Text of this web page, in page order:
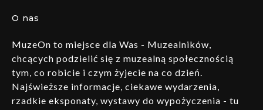
O nas
MuzeOn to miejsce dla Was - Muzealników,
chcących podzielić się z muzealną społecznością
tym, co robicie i czym żyjecie na co dzień.
Najświeższe informacje, ciekawe wydarzenia,
rzadkie eksponaty, wystawy do wypożyczenia - tu